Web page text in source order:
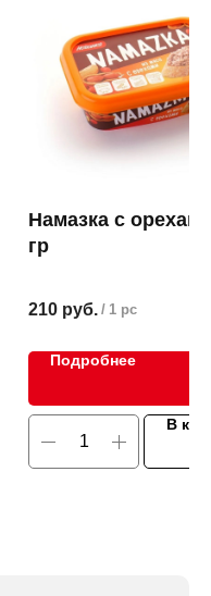
Намазка с
гр
получается прекрасный бутерброд
210 руб. / 1 pc
Подробнее
В